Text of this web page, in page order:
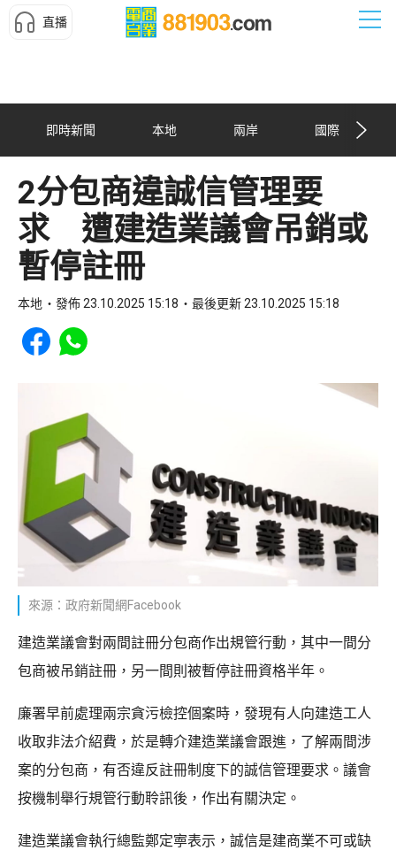
直播
即時新聞 本地 兩岸 國際
2分包商違誠信管理要
求 遭建造業議會吊銷或
暫停註冊
本地 發佈 23.10.2025 15:18 最後更新 23.10.2025 15:18
Share to Facebook
Share to WhatsApp
來源：政府新聞網Facebook
建造業議會對兩間註冊分包商作出規管行動，其中一間分
包商被吊銷註冊，另一間則被暫停註冊資格半年。
廉署早前處理兩宗貪污檢控個案時，發現有人向建造工人
收取非法介紹費，於是轉介建造業議會跟進，了解兩間涉
案的分包商，有否違反註冊制度下的誠信管理要求。議會
按機制舉行規管行動聆訊後，作出有關決定。
建造業議會執行總監鄭定寕表示，誠信是建商業不可或缺